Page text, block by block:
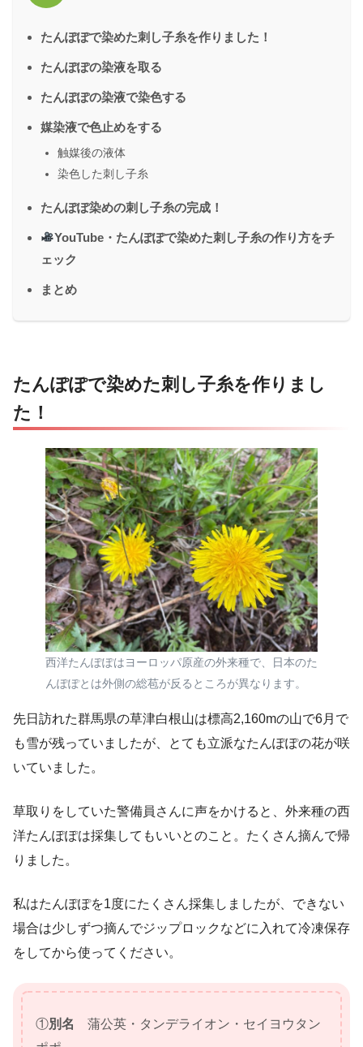
たんぽぽで染めた刺し子糸を作りました！
たんぽぽの染液を取る
たんぽぽの染液で染色する
媒染液で色止めをする
触媒後の液体
染色した刺し子糸
たんぽぽ染めの刺し子糸の完成！
YouTube・たんぽぽで染めた刺し子糸の作り方をチ
ェック
まとめ
たんぽぽで染めた刺し子糸を作りまし
た！
西洋たんぽぽはヨーロッパ原産の外来種で、日本のた
んぽぽとは外側の総苞が反るところが異なります。
先日訪れた群馬県の草津白根山は標高2,160mの山で6月で
も雪が残っていましたが、とても立派なたんぽぽの花が咲
いていました。
草取りをしていた警備員さんに声をかけると、外来種の西
洋たんぽぽは採集してもいいとのこと。たくさん摘んで帰
りました。
私はたんぽぽを1度にたくさん採集しましたが、できない
場合は少しずつ摘んでジップロックなどに入れて冷凍保存
をしてから使ってください。
①別名
蒲公英・タンデライオン・セイヨウタン